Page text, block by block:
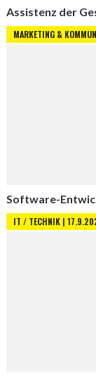
Assistenz der
MARKETING &
Software-
IT / TECHNIK |